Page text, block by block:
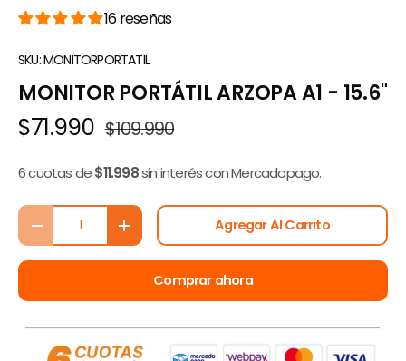
16 reseñas
SKU:MONITORPORTATIL
MONITOR PORTÁTIL ARZOPA A1 - 15.6"
$71.990 $109.990
6 cuotas de$11.998sin interés con Mercadopago.
Cant.
-
+ Agregar Al Carrito
Comprar ahora